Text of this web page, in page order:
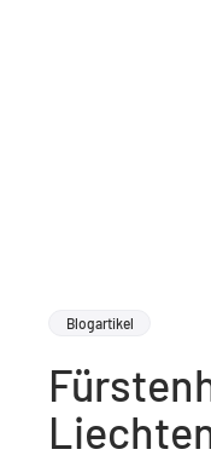
Blogartikel